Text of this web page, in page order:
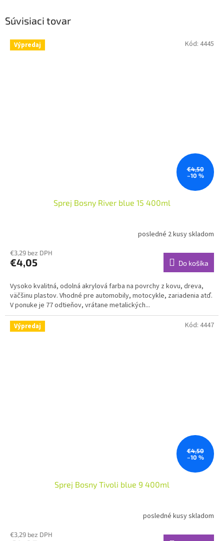
Súvisiaci tovar
Výpredaj
€4,50
–10 %
Sprej Bosny River blue 15 400ml
posledné 2 kusy skladom
€3,29 bez DPH
€4,05 Do košíka
Vysoko kvalitná, odolná akrylová farba na povrchy z kovu, dreva,
väčšinu plastov. Vhodné pre automobily, motocykle, zariadenia atď.
V ponuke je 77 odtieňov, vrátane metalických...
Kód: 4445
Výpredaj
€4,50
–10 %
Sprej Bosny Tivoli blue 9 400ml
posledné kusy skladom
€3,29 bez DPH
Kód: 4447